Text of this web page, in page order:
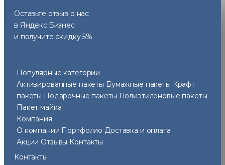
Оставьте отзыв о нас
в Яндекс.Бизнес
и получите скидку 5%
Популярные категории
Активированные пакеты Бумажные пакеты Крафт
пакеты Подарочные пакеты Полиэтиленовые пакеты
Пакет майка
Компания
О компании Портфолио Доставка и оплата
Акции Отзывы Контакты
Контакты